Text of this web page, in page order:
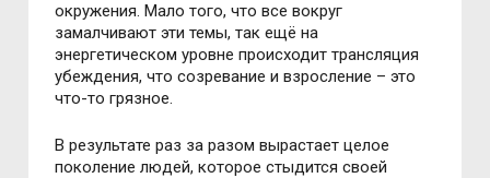
окружения. Мало того, что все вокруг
замалчивают эти темы, так ещё на
энергетическом уровне происходит трансляция
убеждения, что созревание и взросление – это
что-то грязное.
В результате раз за разом вырастает целое
поколение людей, которое стыдится своей